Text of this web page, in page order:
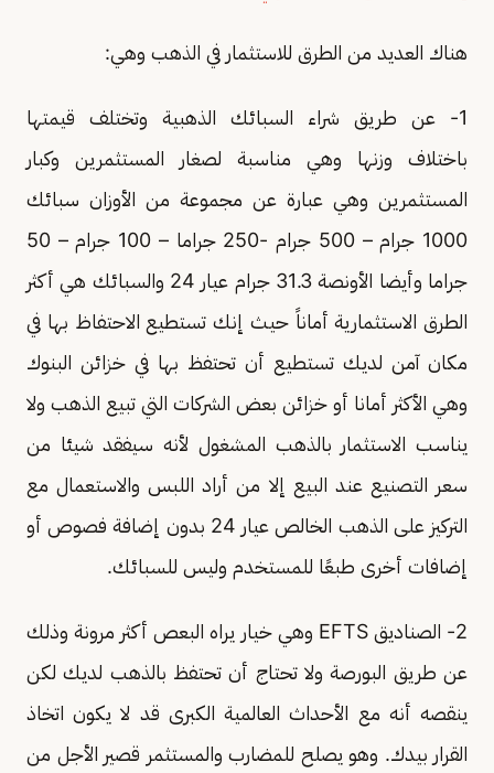
هناك العديد من الطرق للاستثمار في الذهب وهي:
1- عن طريق شراء السبائك الذهبية وتختلف قيمتها
باختلاف وزنها وهي مناسبة لصغار المستثمرين وكبار
المستثمرين وهي عبارة عن مجموعة من الأوزان سبائك
1000 جرام – 500 جرام -250 جراما – 100 جرام – 50
جراما وأيضا الأونصة 31.3 جرام عيار 24 والسبائك هي أكثر
الطرق الاستثمارية أماناً حيث إنك تستطيع الاحتفاظ بها في
مكان آمن لديك تستطيع أن تحتفظ بها في خزائن البنوك
وهي الأكثر أمانا أو خزائن بعض الشركات التي تبيع الذهب ولا
يناسب الاستثمار بالذهب المشغول لأنه سيفقد شيئا من
سعر التصنيع عند البيع إلا من أراد اللبس والاستعمال مع
التركيز على الذهب الخالص عيار 24 بدون إضافة فصوص أو
إضافات أخرى طبعًا للمستخدم وليس للسبائك.
2- الصناديق EFTS وهي خيار يراه البعص أكثر مرونة وذلك
عن طريق البورصة ولا تحتاج أن تحتفظ بالذهب لديك لكن
ينقصه أنه مع الأحداث العالمية الكبرى قد لا يكون اتخاذ
القرار بيدك. وهو يصلح للمضارب والمستثمر قصير الأجل من